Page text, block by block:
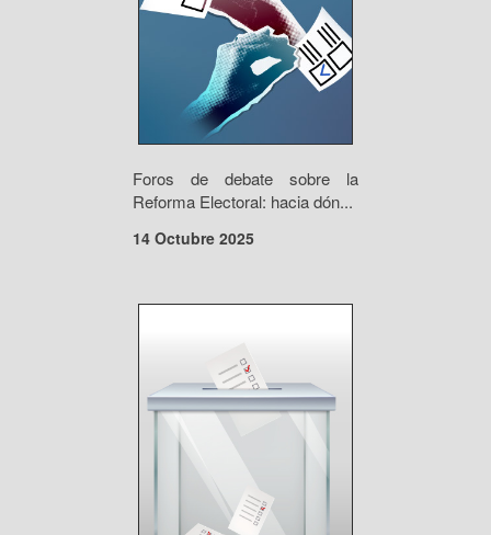
Foros de debate sobre la
Reforma Electoral: hacia dón...
14 Octubre 2025